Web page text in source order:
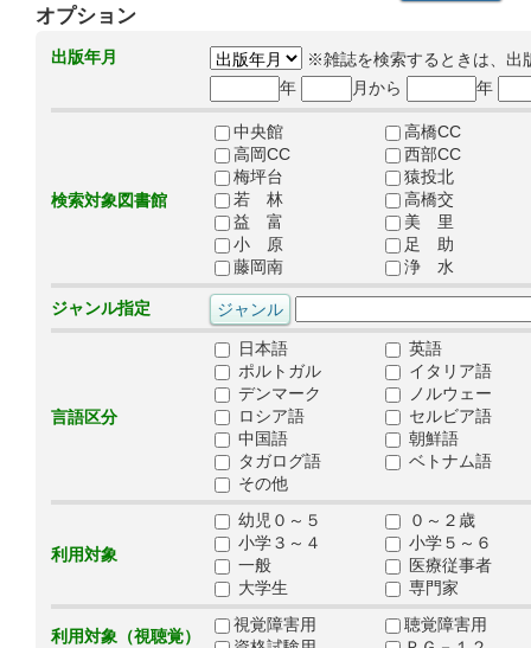
オプション
出版年月
※雑誌を検索するときは、出
年
月から 年
検索対象図書館
中央館
高橋CC
高岡CC
西部CC
梅坪台
猿投北
若 林
高橋交
益 富
美 里
小 原
足 助
藤岡南
浄 水
ジャンル指定
言語区分
日本語
英語
ポルトガル
イタリア語
デンマーク
ノルウェー
ロシア語
セルビア語
中国語
朝鮮語
タガログ語
ベトナム語
その他
利用対象
幼児０～５
０～２歳
小学３～４
小学５～６
一般
医療従事者
大学生
専門家
利用対象（視聴覚）
視覚障害用
聴覚障害用